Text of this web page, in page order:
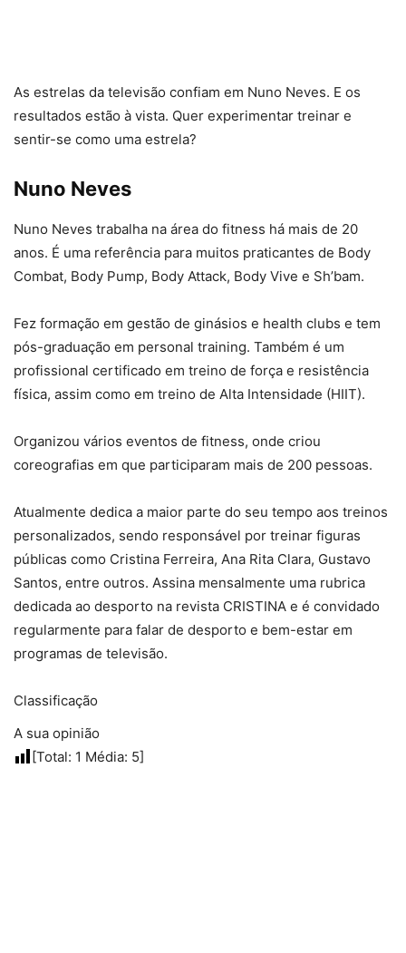
As estrelas da televisão confiam em Nuno Neves. E os
resultados estão à vista. Quer experimentar treinar e
sentir-se como uma estrela?
Nuno Neves
Nuno Neves trabalha na área do fitness há mais de 20
anos. É uma referência para muitos praticantes de Body
Combat, Body Pump, Body Attack, Body Vive e Sh’bam.
Fez formação em gestão de ginásios e health clubs e tem
pós-graduação em personal training. Também é um
profissional certificado em treino de força e resistência
física, assim como em treino de Alta Intensidade (HIIT).
Organizou vários eventos de fitness, onde criou
coreografias em que participaram mais de 200 pessoas.
Atualmente dedica a maior parte do seu tempo aos treinos
personalizados, sendo responsável por treinar figuras
públicas como Cristina Ferreira, Ana Rita Clara, Gustavo
Santos, entre outros. Assina mensalmente uma rubrica
dedicada ao desporto na revista CRISTINA e é convidado
regularmente para falar de desporto e bem-estar em
programas de televisão.
Classificação
A sua opinião
[Total: 1 Média: 5]